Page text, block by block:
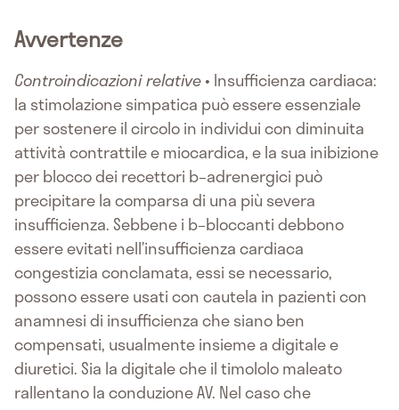
Avvertenze
Controindicazioni relative• Insufficienza cardiaca:
la stimolazione simpatica può essere essenziale
per sostenere il circolo in individui con diminuita
attività contrattile e miocardica, e la sua inibizione
per blocco dei recettori b–adrenergici può
precipitare la comparsa di una più severa
insufficienza. Sebbene i b–bloccanti debbono
essere evitati nell’insufficienza cardiaca
congestizia conclamata, essi se necessario,
possono essere usati con cautela in pazienti con
anamnesi di insufficienza che siano ben
compensati, usualmente insieme a digitale e
diuretici. Sia la digitale che il timololo maleato
rallentano la conduzione AV. Nel caso che